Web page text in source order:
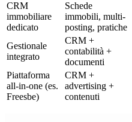
CRM
immobiliare
dedicato
Schede
immobili, multi-
posting, pratiche
Gestionale
integrato
CRM +
contabilità +
documenti
Piattaforma
all-in-one (es.
Freesbe)
CRM +
advertising +
contenuti